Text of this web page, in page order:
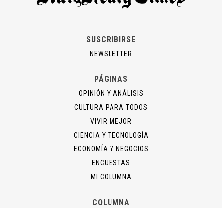
SUSCRIBIRSE
NEWSLETTER
PÁGINAS
OPINIÓN Y ANÁLISIS
CULTURA PARA TODOS
VIVIR MEJOR
CIENCIA Y TECNOLOGÍA
ECONOMÍA Y NEGOCIOS
ENCUESTAS
MI COLUMNA
COLUMNA